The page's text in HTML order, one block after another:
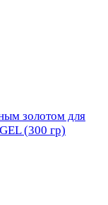
золотом для
(300 гр)